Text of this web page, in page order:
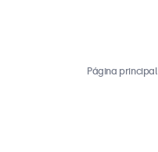
Página principal